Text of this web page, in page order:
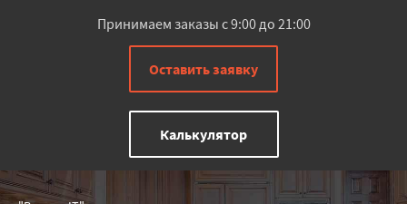
Принимаем заказы с 9:00 до 21:00
Оставить заявку
Калькулятор